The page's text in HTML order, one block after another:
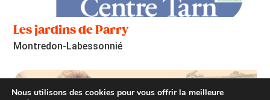
Les jardins de Parry
Montredon-Labessonnié
Nous utilisons des cookies pour vous offrir la meilleure